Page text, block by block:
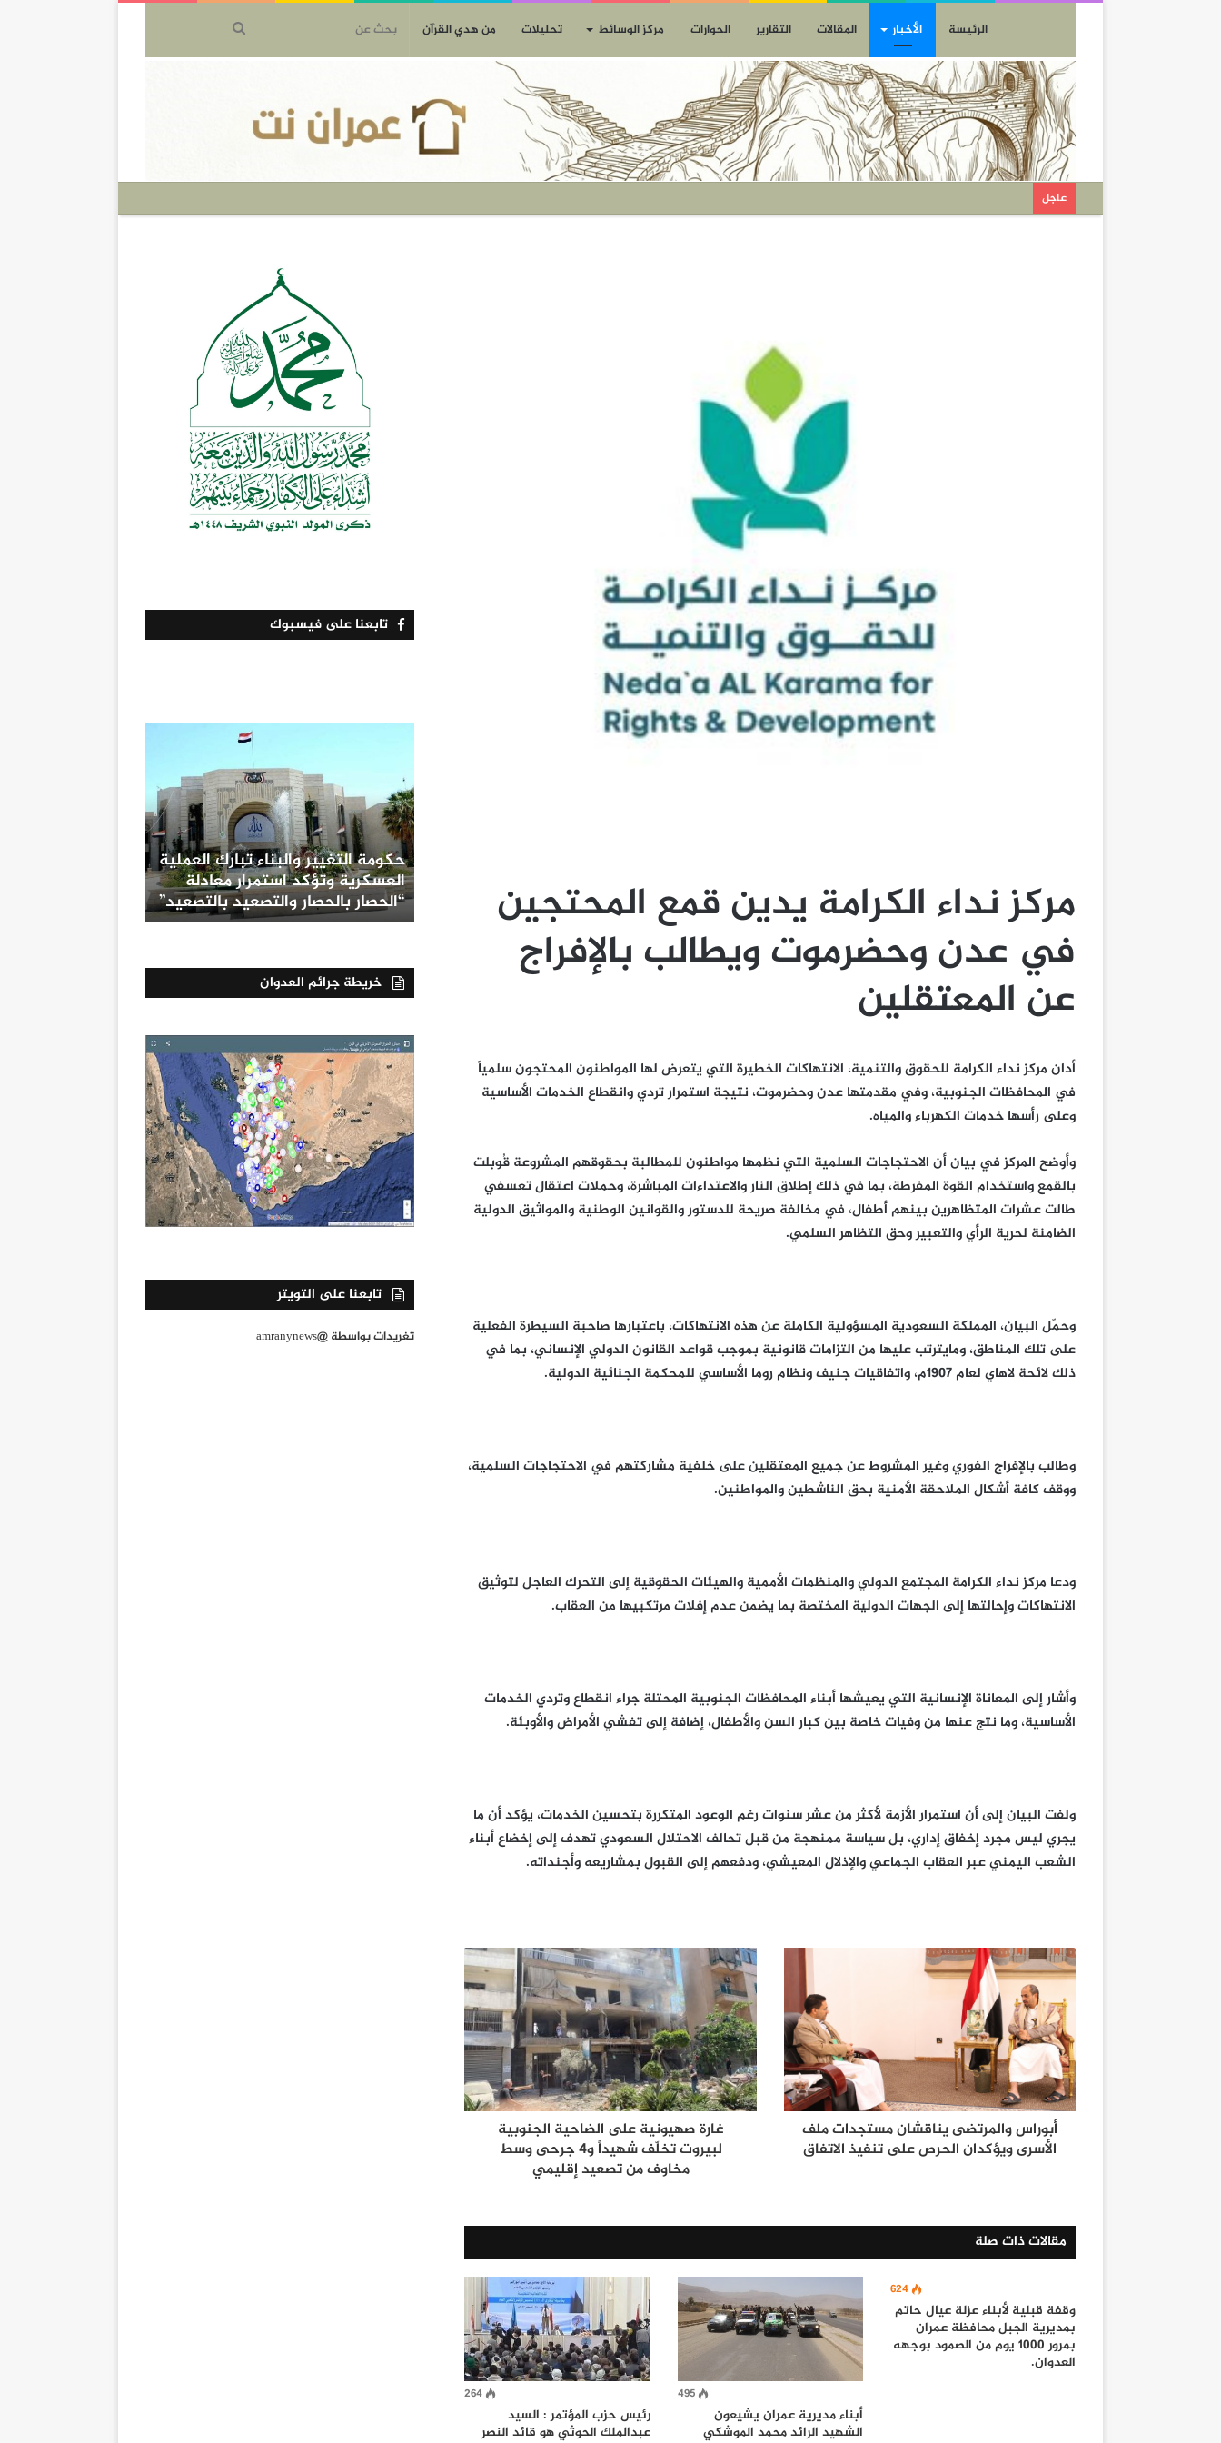
الرئيسة الأخبار المقالات التقارير الحوارات مركز الوسائط تحليلات من هدي القرآن
عاجل
مركز نداء الكرامة يدين قمع المحتجين
في عدن وحضرموت ويطالب بالإفراج
عن المعتقلين
أدان مركز نداء الكرامة للحقوق والتنمية، الانتهاكات الخطيرة التي يتعرض لها المواطنون المحتجون سلمياً
في المحافظات الجنوبية، وفي مقدمتها عدن وحضرموت، نتيجة استمرار تردي وانقطاع الخدمات الأساسية
وعلى رأسها خدمات الكهرباء والمياه.
وأوضح المركز في بيان أن الاحتجاجات السلمية التي نظمها مواطنون للمطالبة بحقوقهم المشروعة قُوبلت
بالقمع واستخدام القوة المفرطة، بما في ذلك إطلاق النار والاعتداءات المباشرة، وحملات اعتقال تعسفي
طالت عشرات المتظاهرين بينهم أطفال، في مخالفة صريحة للدستور والقوانين الوطنية والمواثيق الدولية
الضامنة لحرية الرأي والتعبير وحق التظاهر السلمي.
وحمّل البيان، المملكة السعودية المسؤولية الكاملة عن هذه الانتهاكات، باعتبارها صاحبة السيطرة الفعلية
على تلك المناطق، ومايترتب عليها من التزامات قانونية بموجب قواعد القانون الدولي الإنساني، بما في
ذلك لائحة لاهاي لعام 1907م، واتفاقيات جنيف ونظام روما الأساسي للمحكمة الجنائية الدولية.
وطالب بالإفراج الفوري وغير المشروط عن جميع المعتقلين على خلفية مشاركتهم في الاحتجاجات السلمية،
ووقف كافة أشكال الملاحقة الأمنية بحق الناشطين والمواطنين.
ودعا مركز نداء الكرامة المجتمع الدولي والمنظمات الأممية والهيئات الحقوقية إلى التحرك العاجل لتوثيق
الانتهاكات وإحالتها إلى الجهات الدولية المختصة بما يضمن عدم إفلات مرتكبيها من العقاب.
وأشار إلى المعاناة الإنسانية التي يعيشها أبناء المحافظات الجنوبية المحتلة جراء انقطاع وتردي الخدمات
الأساسية، وما نتج عنها من وفيات خاصة بين كبار السن والأطفال، إضافة إلى تفشي الأمراض والأوبئة.
ولفت البيان إلى أن استمرار الأزمة لأكثر من عشر سنوات رغم الوعود المتكررة بتحسين الخدمات، يؤكد أن ما
يجري ليس مجرد إخفاق إداري، بل سياسة ممنهجة من قبل تحالف الاحتلال السعودي تهدف إلى إخضاع أبناء
الشعب اليمني عبر العقاب الجماعي والإذلال المعيشي، ودفعهم إلى القبول بمشاريعه وأجنداته.
أبوراس والمرتضى يناقشان مستجدات ملف
الأسرى ويؤكدان الحرص على تنفيذ الاتفاق
غارة صهيونية على الضاحية الجنوبية
لبيروت تخلّف شهيداً و4 جرحى وسط
مخاوف من تصعيد إقليمي
مقالات ذات صلة
624
وقفة قبلية لأبناء عزلة عيال حاتم
بمديرية الجبل محافظة عمران
بمرور 1000 يوم من الصمود بوجهه
العدوان.
495
أبناء مديرية عمران يشيعون
الشهيد الرائد محمد الموشكي
264
رئيس حزب المؤتمر : السيد
عبدالملك الحوثي هو قائد النصر
تابعنا على فيسبوك
حكومة التغيير والبناء تبارك العملية
العسكرية وتؤكد استمرار معادلة
“الحصار بالحصار والتصعيد بالتصعيد”
خريطة جرائم العدوان
تابعنا على التويتر
تغريدات بواسطة @amranynews